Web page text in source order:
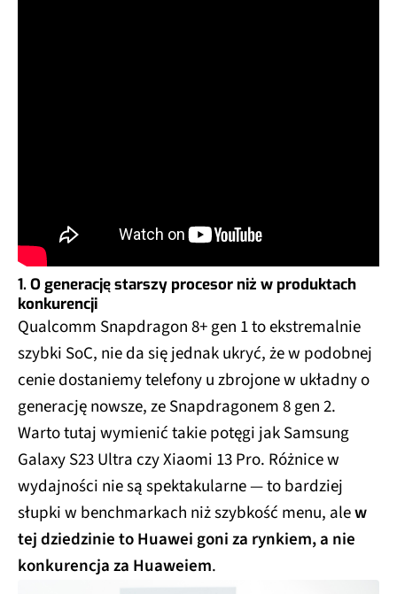
1. O generację starszy procesor niż w produktach
konkurencji
Qualcomm Snapdragon 8+ gen 1 to ekstremalnie
szybki SoC, nie da się jednak ukryć, że w podobnej
cenie dostaniemy telefony u zbrojone w układny o
generację nowsze, ze Snapdragonem 8 gen 2.
Warto tutaj wymienić takie potęgi jak Samsung
Galaxy S23 Ultra czy Xiaomi 13 Pro. Różnice w
wydajności nie są spektakularne — to bardziej
słupki w benchmarkach niż szybkość menu, alew
tej dziedzinie to Huawei goni za rynkiem, a nie
konkurencja za Huaweiem.